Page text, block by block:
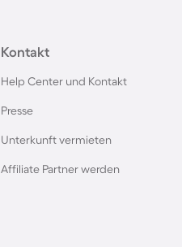
Kontakt
Help Center und Kontakt
Presse
Unterkunft vermieten
Affiliate Partner werden